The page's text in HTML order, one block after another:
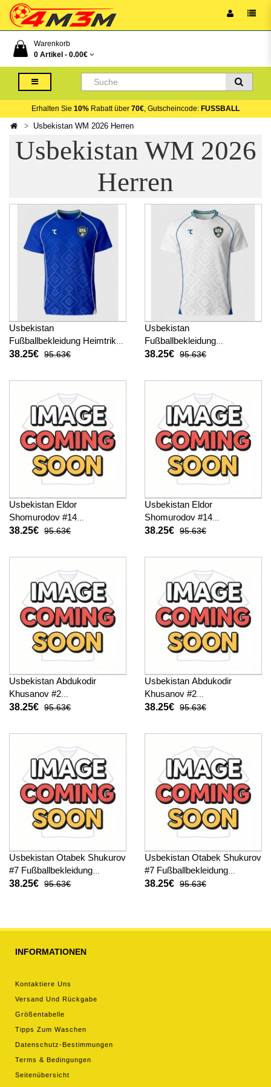
Warenkorb
0 Artikel - 0.00€
Erhalten Sie 10% Rabatt über 70€, Gutscheincode: FUSSBALL
Usbekistan WM 2026 Herren
Usbekistan WM 2026
Herren
Usbekistan
Fußballbekleidung Heimtrikot
WM 2026 Kurzarm
38.25€ 95.63€
Usbekistan
Fußballbekleidung
Auswärtstrikot WM 2026
38.25€ 95.63€
Usbekistan Eldor
Shomurodov #14
Fußballbekleidung Heimtrikot
38.25€ 95.63€
Usbekistan Eldor
Shomurodov #14
Fußballbekleidung
Kurzarm
38.25€ 95.63€
Usbekistan Abdukodir
Khusanov #2
Fußballbekleidung Heimtrikot
38.25€ 95.63€
Usbekistan Abdukodir
Khusanov #2
Fußballbekleidung
Kurzarm
38.25€ 95.63€
Usbekistan Otabek Shukurov
#7 Fußballbekleidung
Heimtrikot WM 2026
38.25€ 95.63€
Usbekistan Otabek Shukurov
#7 Fußballbekleidung
Auswärtstrikot WM 2026
38.25€ 95.63€
INFORMATIONEN
Kontaktiere Uns
Versand Und Rückgabe
Größentabelle
Tipps Zum Waschen
Datenschutz-Bestimmungen
Terms & Bedingungen
Seitenübersicht